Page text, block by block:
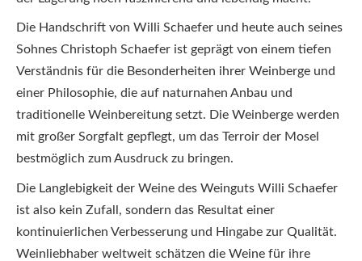
Die Handschrift von Willi Schaefer und heute auch seines
Sohnes Christoph Schaefer ist geprägt von einem tiefen
Verständnis für die Besonderheiten ihrer Weinberge und
einer Philosophie, die auf naturnahen Anbau und
traditionelle Weinbereitung setzt. Die Weinberge werden
mit großer Sorgfalt gepflegt, um das Terroir der Mosel
bestmöglich zum Ausdruck zu bringen.
Die Langlebigkeit der Weine des Weinguts Willi Schaefer
ist also kein Zufall, sondern das Resultat einer
kontinuierlichen Verbesserung und Hingabe zur Qualität.
Weinliebhaber weltweit schätzen die Weine für ihre